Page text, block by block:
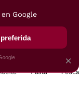
VEGUI
Pasta
×
Google